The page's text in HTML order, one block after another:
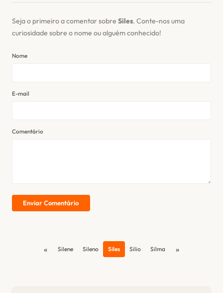
Seja o primeiro a comentar sobre Siles. Conte-nos uma
curiosidade sobre o nome ou alguém conhecido!
Nome
E-mail
Comentário
Enviar Comentário
« Silene Sileno Siles Silio Silma »